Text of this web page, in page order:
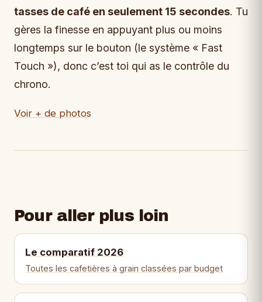
tasses de café en seulement 15 secondes. Tu
gères la finesse en appuyant plus ou moins
longtemps sur le bouton (le système « Fast
Touch »), donc c’est toi qui as le contrôle du
chrono.
Voir + de photos
Pour aller plus loin
Le comparatif 2026
Toutes les cafetières à grain classées par budget